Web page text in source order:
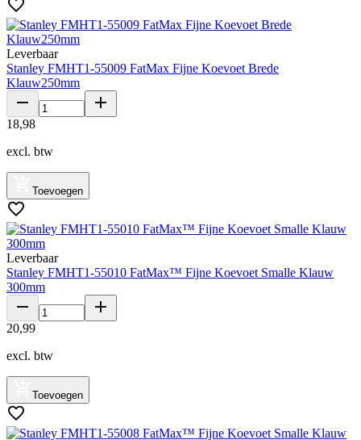
Leverbaar
Stanley FMHT1-55009 FatMax Fijne Koevoet Brede
Klauw250mm
18,98
excl. btw
Toevoegen
Leverbaar
Stanley FMHT1-55010 FatMax™ Fijne Koevoet Smalle Klauw
300mm
20,99
excl. btw
Toevoegen